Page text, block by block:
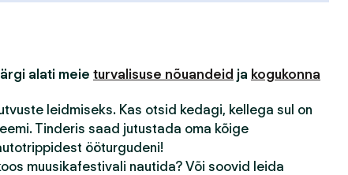
alati meie turvalisuse nõuandeid ja kogukonna
leidmiseks. Kas otsid kedagi, kellega sul on
Tinderis saad jutustada oma kõige
ööturgudeni!
muusikafestivali nautida? Või soovid leida